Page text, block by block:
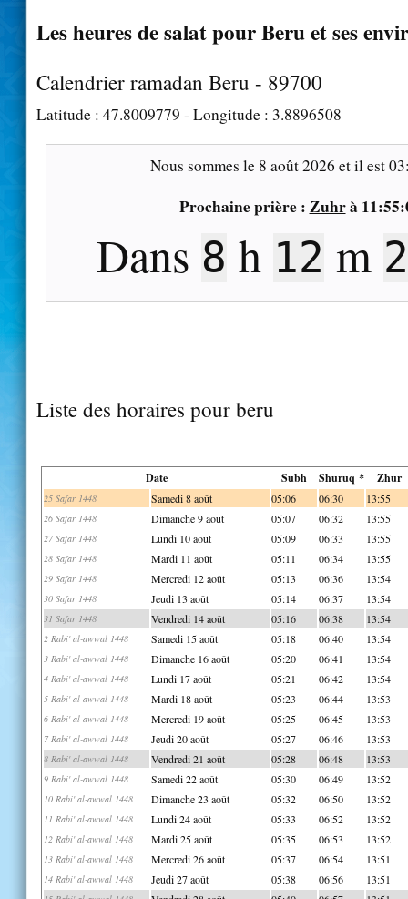
Les heures de salat pour Beru et ses
Calendrier ramadan Beru - 89700
Latitude : 47.8009779 - Longitude : 3.8896508
Nous sommes le 8 août 2026 et il est
Prochaine prière : Zuhrà
Dans 8 h 12 m
Liste des horaires pour beru
Date Subh Shuruq * Zhur
25 Safar 1448 Samedi 8 août 05:06 06:30 13:55
26 Safar 1448 Dimanche 9 août 05:07 06:32 13:55
27 Safar 1448 Lundi 10 août 05:09 06:33 13:55
28 Safar 1448 Mardi 11 août 05:11 06:34 13:55
29 Safar 1448 Mercredi 12 août 05:13 06:36 13:54
30 Safar 1448 Jeudi 13 août 05:14 06:37 13:54
31 Safar 1448 Vendredi 14 août 05:16 06:38 13:54
2 Rabi' al-awwal 1448 Samedi 15 août 05:18 06:40 13:54
3 Rabi' al-awwal 1448 Dimanche 16 août 05:20 06:41 13:54
4 Rabi' al-awwal 1448 Lundi 17 août 05:21 06:42 13:54
5 Rabi' al-awwal 1448 Mardi 18 août 05:23 06:44 13:53
6 Rabi' al-awwal 1448 Mercredi 19 août 05:25 06:45 13:53
7 Rabi' al-awwal 1448 Jeudi 20 août 05:27 06:46 13:53
8 Rabi' al-awwal 1448 Vendredi 21 août 05:28 06:48 13:53
9 Rabi' al-awwal 1448 Samedi 22 août 05:30 06:49 13:52
10 Rabi' al-awwal 1448 Dimanche 23 août 05:32 06:50 13:52
11 Rabi' al-awwal 1448 Lundi 24 août 05:33 06:52 13:52
12 Rabi' al-awwal 1448 Mardi 25 août 05:35 06:53 13:52
13 Rabi' al-awwal 1448 Mercredi 26 août 05:37 06:54 13:51
14 Rabi' al-awwal 1448 Jeudi 27 août 05:38 06:56 13:51